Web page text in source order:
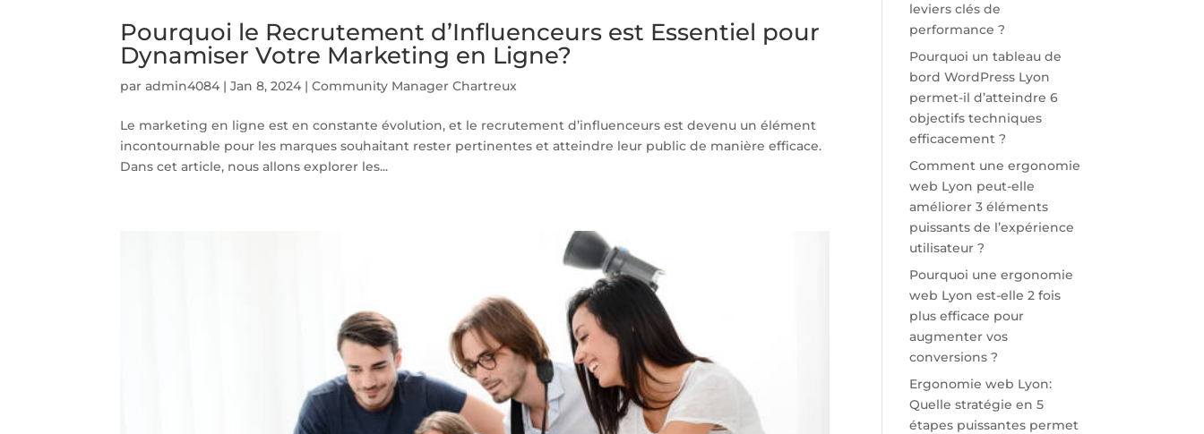
Pourquoi le Recrutement d’Influenceurs est Essentiel pour
Dynamiser Votre Marketing en Ligne?
paradmin4084 |Jan 8, 2024 |Community Manager Chartreux
Le marketing en ligne est en constante évolution, et le recrutement d’influenceurs est devenu un élément
incontournable pour les marques souhaitant rester pertinentes et atteindre leur public de manière efficace.
Dans cet article, nous allons explorer les...
leviers clés de
performance ?
Pourquoi un tableau de
bord WordPress Lyon
permet-il d’atteindre 6
objectifs techniques
efficacement ?
Comment une ergonomie
web Lyon peut-elle
améliorer 3 éléments
puissants de l’expérience
utilisateur ?
Pourquoi une ergonomie
web Lyon est-elle 2 fois
plus efficace pour
augmenter vos
conversions ?
Ergonomie web Lyon:
Quelle stratégie en 5
étapes puissantes permet